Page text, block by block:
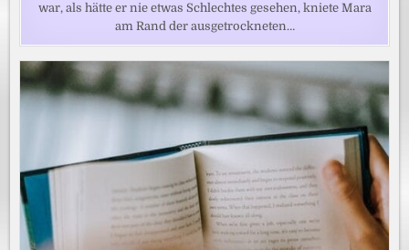
war, als hätte er nie etwas Schlechtes gesehen, kniete Mara
am Rand der ausgetrockneten…